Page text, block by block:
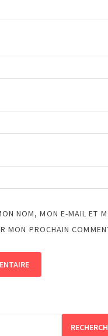
NOM, MON E-MAIL ET
MON PROCHAIN